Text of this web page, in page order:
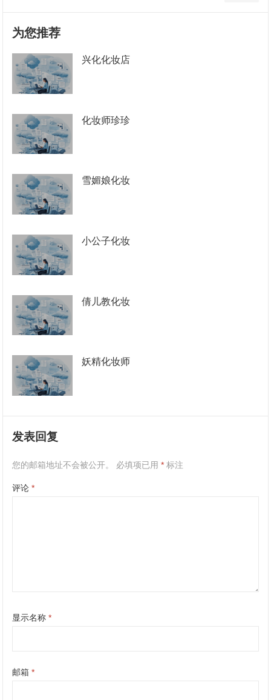
为您推荐
兴化化妆店
化妆师珍珍
雪媚娘化妆
小公子化妆
倩儿教化妆
妖精化妆师
发表回复
您的邮箱地址不会被公开。 必填项已用* 标注
评论*
显示名称*
邮箱*